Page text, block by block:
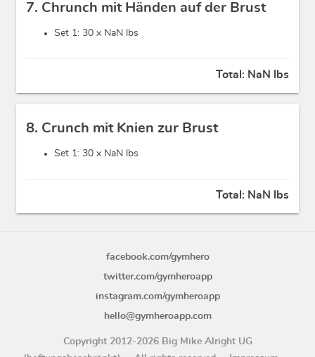
7. Chrunch mit Händen auf der Brust
Set 1: 30 x NaN lbs
Total: NaN lbs
8. Crunch mit Knien zur Brust
Set 1: 30 x NaN lbs
Total: NaN lbs
facebook.com/gymhero
twitter.com/gymheroapp
instagram.com/gymheroapp
hello@gymheroapp.com
Copyright 2012-2026 Big Mike Alright UG